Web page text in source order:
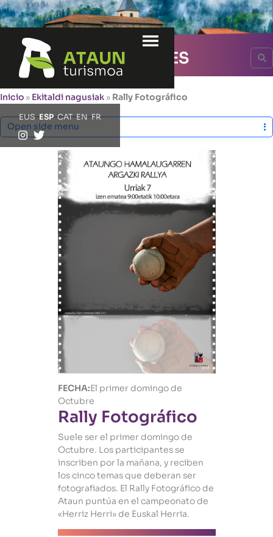
Menu
EUS ESP CAT EN FR
EVENTOSPRINCIPALES
Inicio » Ekitaldi nagusiak » Rally Fotográfico
FECHA:El primer domingo de
Octubre
Rally Fotográfico
Suele ser el primer domingo de
Octubre. Los participantes se
inscriben por la mañana, y reciben
los cinco temas que deberan ser
fotografiados. El Rally Fotográfico de
Ataun puntúa en el campeonato de
«Herriz Herri» de Euskal Herria.
Open side menu